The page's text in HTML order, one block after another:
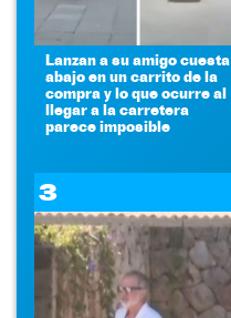
Lanzan a su amigo cuesta
abajo en un carrito de la
compra y lo que ocurre al
llegar a la carretera
parece imposible
3